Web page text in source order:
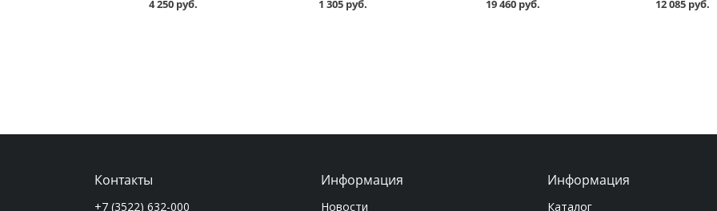
4 250 руб. 1 305 руб. 19 460 руб. 12 085 руб.
Информация
Новости
Информация
Каталог
Контакты
+7 (3522) 632-000